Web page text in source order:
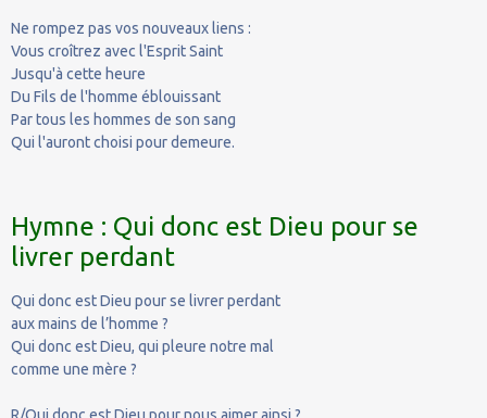
Ne rompez pas vos nouveaux liens :
Vous croîtrez avec l'Esprit Saint
Jusqu'à cette heure
Du Fils de l'homme éblouissant
Par tous les hommes de son sang
Qui l'auront choisi pour demeure.
Hymne : Qui donc est Dieu pour se
livrer perdant
Qui donc est Dieu pour se livrer perdant
aux mains de l’homme ?
Qui donc est Dieu, qui pleure notre mal
comme une mère ?
R/Qui donc est Dieu pour nous aimer ainsi ?